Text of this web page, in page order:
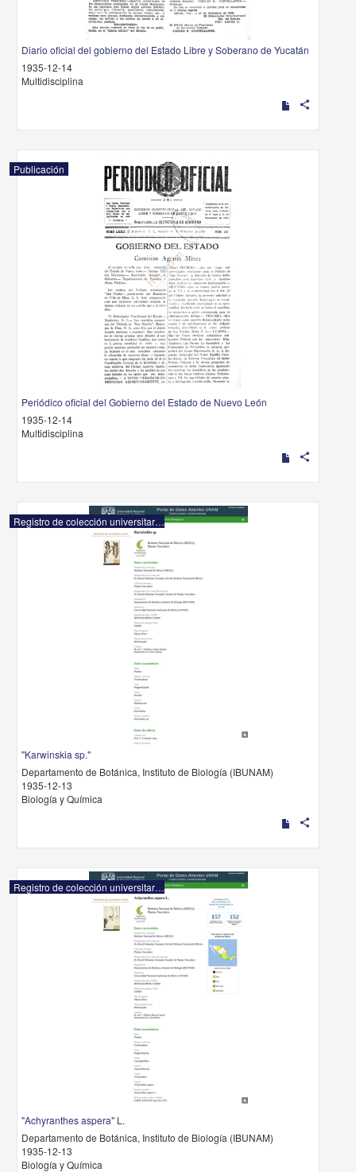
Diario oficial del gobierno del Estado Libre y Soberano de Yucatán
1935-12-14
Multidisciplina
share
Publicación
Periódico oficial del Gobierno del Estado de Nuevo León
1935-12-14
Multidisciplina
share
Registro de colección universitaria
"Karwinskia sp."
Departamento de Botánica, Instituto de Biología (IBUNAM)
1935-12-13
Biología y Química
share
Registro de colección universitaria
"Achyranthes aspera" L.
Departamento de Botánica, Instituto de Biología (IBUNAM)
1935-12-13
Biología y Química